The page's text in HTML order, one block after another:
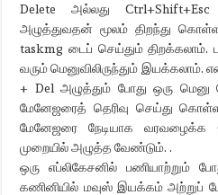
Delete அல்லது
அழுத்துவதன் மூலம் திறந்து
taskmg டைப் செய்தும் திறக்கலாம்.
வரும் மெனுவிலிருந்தும் இயக்கலாம்.
+ Del அழுத்தும் போது ஒரு மெனு
மேனேஜரைத் தெரிவு செய்து
மேனேஜரை நேடியாக வரவழைக்க
முறையில் அழுத்த வேண்டும். .
ஒரு எப்லிகேசனில் பணியாற்றும்
கணினியில் மவுஸ் இயக்கம் அற்றுப்